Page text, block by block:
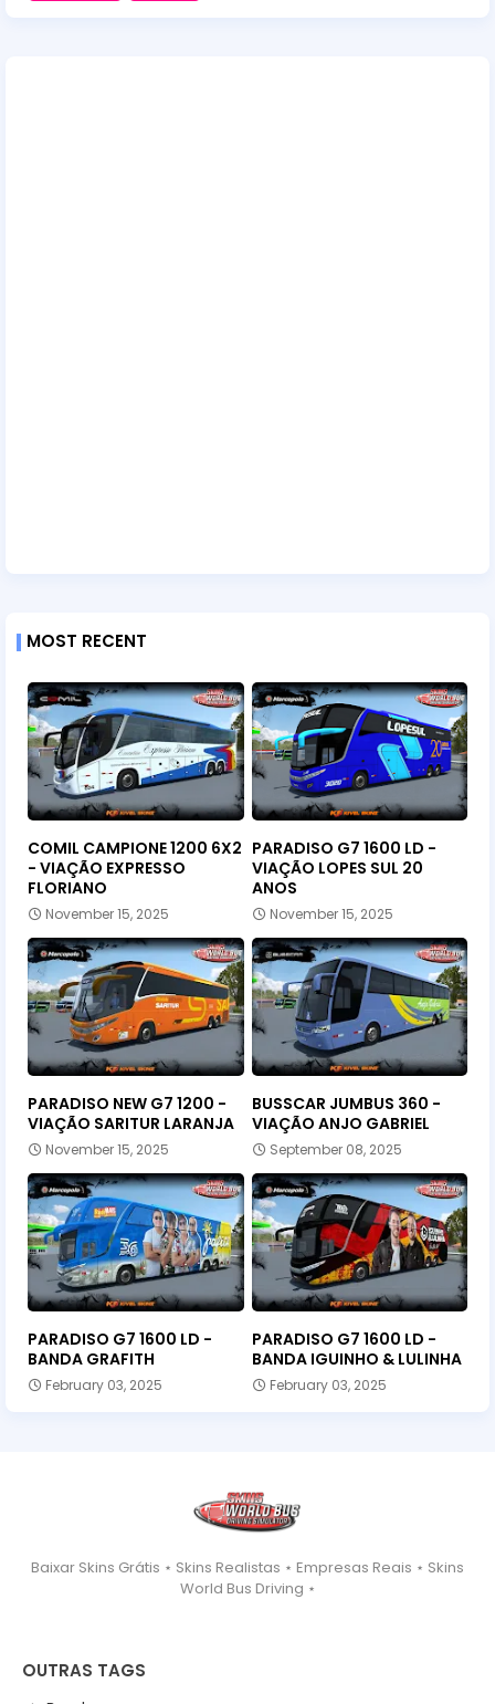
MOST RECENT
COMIL CAMPIONE 1200 6X2
- VIAÇÃO EXPRESSO
FLORIANO
November 15, 2025
PARADISO G7 1600 LD -
VIAÇÃO LOPES SUL 20
ANOS
November 15, 2025
PARADISO NEW G7 1200 -
VIAÇÃO SARITUR LARANJA
November 15, 2025
BUSSCAR JUMBUS 360 -
VIAÇÃO ANJO GABRIEL
September 08, 2025
PARADISO G7 1600 LD -
BANDA GRAFITH
February 03, 2025
PARADISO G7 1600 LD -
BANDA IGUINHO & LULINHA
February 03, 2025
Baixar Skins Grátis ⋆ Skins Realistas ⋆ Empresas Reais ⋆ Skins
World Bus Driving ⋆
OUTRAS TAGS